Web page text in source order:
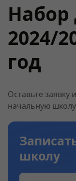
Набор
2024/
год
Оставьте заявку
начальную
школу